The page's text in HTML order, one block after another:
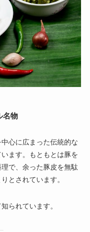
名物
心に広まった伝統的な
ます。もともとは豚を
で、余った豚皮を無駄
とされています。
られています。